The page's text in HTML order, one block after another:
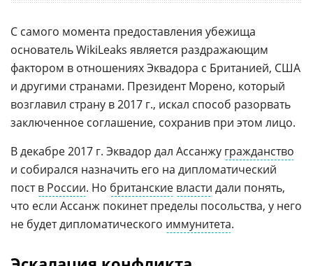
С самого момента предоставления убежища
основатель WikiLeaks является раздражающим
фактором в отношениях Эквадора с Британией, США
и другими странами. Президент Морено, который
возглавил страну в 2017 г., искал способ разорвать
заключенное соглашение, сохранив при этом лицо.
В декабре 2017 г. Эквадор дал Ассанжу гражданство
и собирался назначить его на дипломатический
поств России. Но британские власти дали понять,
что если Ассанж покинет пределы посольства, у него
не будет дипломатического иммунитета.